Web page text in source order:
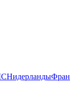
Нидерланды